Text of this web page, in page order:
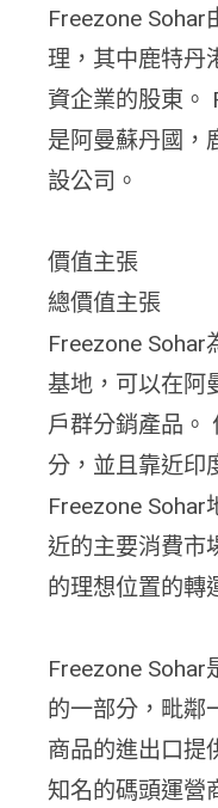
Freezone
理，其中鹿特丹
資企業的股東。
是阿曼蘇丹國，
設公司。
價值主張
總價值主張
Freezone Sohar
基地，可以在阿
戶群分銷產品。
分，並且靠近印
Freezone
近的主要消費市
的理想位置的轉
Freezone Sohar
的一部分，毗鄰
商品的進出口提
知名的碼頭運營